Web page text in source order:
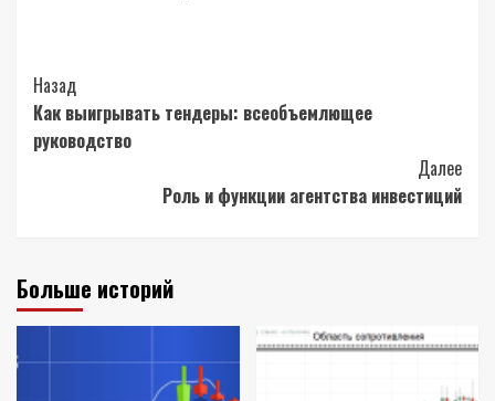
Post
Navigation
Назад
Как выигрывать тендеры: всеобъемлющее
руководство
Далее
Роль и функции агентства инвестиций
Больше историй